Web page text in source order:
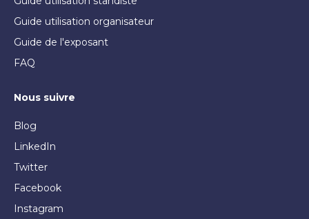
Guide utilisation organisateur
Guide de l'exposant
FAQ
Nous suivre
Blog
LinkedIn
Twitter
Facebook
Instagram